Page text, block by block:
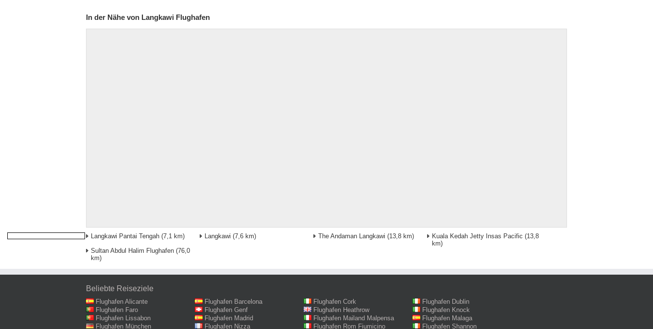
In der Nähe von Langkawi Flughafen
Langkawi Pantai Tengah (7,1 km) Langkawi (7,6 km) The Andaman Langkawi (13,8 km) Kuala Kedah Jetty Insas Pacific (13,8
km)
Sultan Abdul Halim Flughafen (76,0
km)
Beliebte Reiseziele
Flughafen Alicante Flughafen Barcelona Flughafen Cork
Flughafen Dublin
Flughafen Faro
Flughafen Genf Flughafen Heathrow
Flughafen Knock
Flughafen Lissabon
Flughafen Madrid Flughafen Mailand Malpensa
Flughafen Malaga
Flughafen München
Flughafen Nizza Flughafen Rom Fiumicino Flughafen Shannon